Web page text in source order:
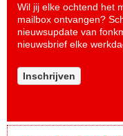
Wil jij elke ochtend het
mailbox ontvangen?
nieuwsupdate van
nieuwsbrief elke
Inschrijven